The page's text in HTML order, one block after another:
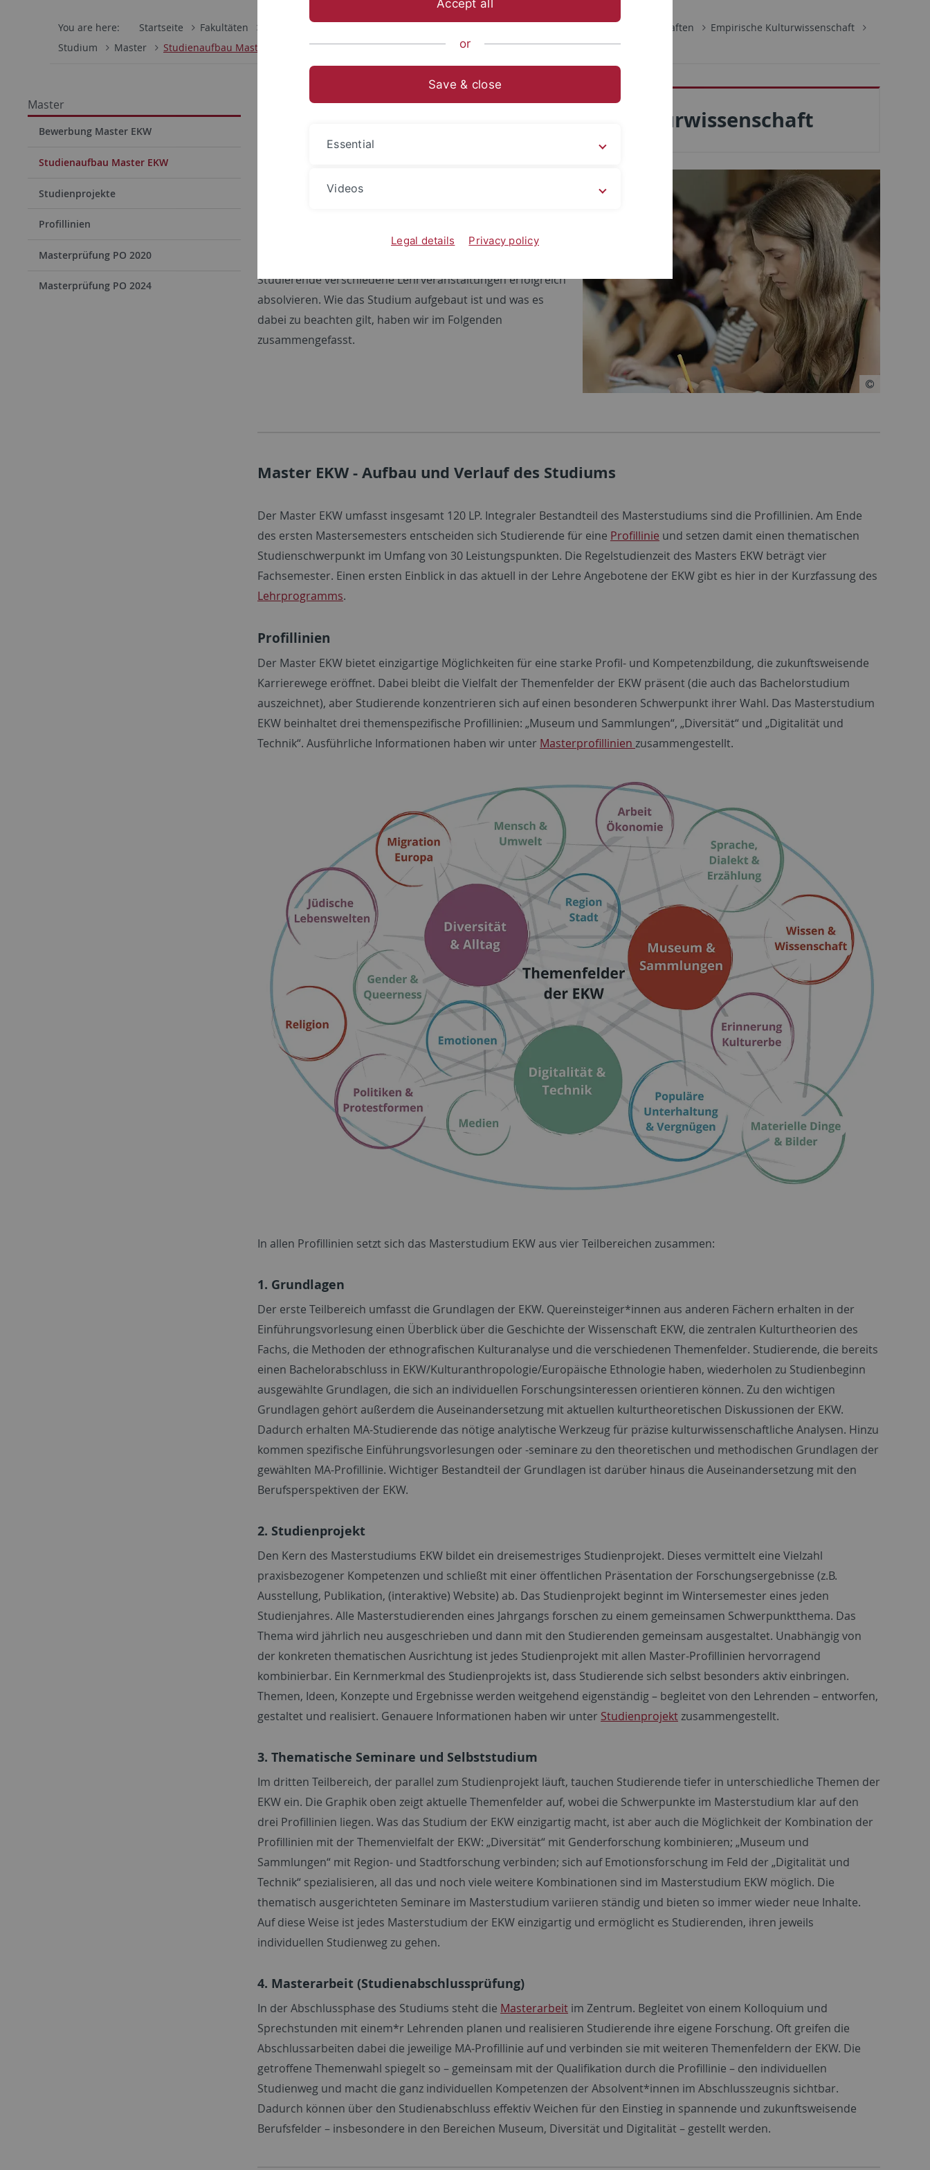
You are here: Startseite Fakultäten Fachbereich Sozialwissenschaften
Empirische Kulturwissenschaft
Studium
Master Studienaufbau Master EKW
Master
Bewerbung Master EKW
Studienaufbau Master EKW
Studienprojekte
Profillinien
Masterprüfung PO 2020
Masterprüfung PO 2024
Studienaufbau Master Empirische Kulturwissenschaft
zum forschungs- und berufsqualifizierenden Abschluss
Studierende verschiedene Lehrveranstaltungen erfolgreich
absolvieren. Wie das Studium aufgebaut ist und was es
dabei zu beachten gilt, haben wir im Folgenden
zusammengefasst.
Master EKW - Aufbau und Verlauf des Studiums
Der Master EKW umfasst insgesamt 120 LP. Integraler Bestandteil des Masterstudiums sind die Profillinien. Am Ende
des ersten Mastersemesters entscheiden sich Studierende für eine Profillinie und setzen damit einen thematischen
Studienschwerpunkt im Umfang von 30 Leistungspunkten. Die Regelstudienzeit des Masters EKW beträgt vier
Fachsemester. Einen ersten Einblick in das aktuell in der Lehre Angebotene der EKW gibt es hier in der Kurzfassung des
Lehrprogramms.
Profillinien
Der Master EKW bietet einzigartige Möglichkeiten für eine starke Profil- und Kompetenzbildung, die zukunftsweisende
Karrierewege eröffnet. Dabei bleibt die Vielfalt der Themenfelder der EKW präsent (die auch das Bachelorstudium
auszeichnet), aber Studierende konzentrieren sich auf einen besonderen Schwerpunkt ihrer Wahl. Das Masterstudium
EKW beinhaltet drei themenspezifische Profillinien: „Museum und Sammlungen“, „Diversität“ und „Digitalität und
Technik“. Ausführliche Informationen haben wir unter Masterprofillinien zusammengestellt.
In allen Profillinien setzt sich das Masterstudium EKW aus vier Teilbereichen zusammen:
1. Grundlagen
Der erste Teilbereich umfasst die Grundlagen der EKW. Quereinsteiger*innen aus anderen Fächern erhalten in der
Einführungsvorlesung einen Überblick über die Geschichte der Wissenschaft EKW, die zentralen Kulturtheorien des
Fachs, die Methoden der ethnografischen Kulturanalyse und die verschiedenen Themenfelder. Studierende, die bereits
einen Bachelorabschluss in EKW/Kulturanthropologie/Europäische Ethnologie haben, wiederholen zu Studienbeginn
ausgewählte Grundlagen, die sich an individuellen Forschungsinteressen orientieren können. Zu den wichtigen
Grundlagen gehört außerdem die Auseinandersetzung mit aktuellen kulturtheoretischen Diskussionen der EKW.
Dadurch erhalten MA-Studierende das nötige analytische Werkzeug für präzise kulturwissenschaftliche Analysen. Hinzu
kommen spezifische Einführungsvorlesungen oder -seminare zu den theoretischen und methodischen Grundlagen der
gewählten MA-Profillinie. Wichtiger Bestandteil der Grundlagen ist darüber hinaus die Auseinandersetzung mit den
Berufsperspektiven der EKW.
2. Studienprojekt
Den Kern des Masterstudiums EKW bildet ein dreisemestriges Studienprojekt. Dieses vermittelt eine Vielzahl
praxisbezogener Kompetenzen und schließt mit einer öffentlichen Präsentation der Forschungsergebnisse (z.B.
Ausstellung, Publikation, (interaktive) Website) ab. Das Studienprojekt beginnt im Wintersemester eines jeden
Studienjahres. Alle Masterstudierenden eines Jahrgangs forschen zu einem gemeinsamen Schwerpunktthema. Das
Thema wird jährlich neu ausgeschrieben und dann mit den Studierenden gemeinsam ausgestaltet. Unabhängig von
der konkreten thematischen Ausrichtung ist jedes Studienprojekt mit allen Master-Profillinien hervorragend
kombinierbar. Ein Kernmerkmal des Studienprojekts ist, dass Studierende sich selbst besonders aktiv einbringen.
Themen, Ideen, Konzepte und Ergebnisse werden weitgehend eigenständig – begleitet von den Lehrenden – entworfen,
gestaltet und realisiert. Genauere Informationen haben wir unter Studienprojektzusammengestellt.
3. Thematische Seminare und Selbststudium
Im dritten Teilbereich, der parallel zum Studienprojekt läuft, tauchen Studierende tiefer in unterschiedliche Themen der
EKW ein. Die Graphik oben zeigt aktuelle Themenfelder auf, wobei die Schwerpunkte im Masterstudium klar auf den
drei Profillinien liegen. Was das Studium der EKW einzigartig macht, ist aber auch die Möglichkeit der Kombination der
Profillinien mit der Themenvielfalt der EKW: „Diversität“ mit Genderforschung kombinieren; „Museum und
Sammlungen“ mit Region- und Stadtforschung verbinden; sich auf Emotionsforschung im Feld der „Digitalität und
Technik“ spezialisieren, all das und noch viele weitere Kombinationen sind im Masterstudium EKW möglich. Die
thematisch ausgerichteten Seminare im Masterstudium variieren ständig und bieten so immer wieder neue Inhalte.
Auf diese Weise ist jedes Masterstudium der EKW einzigartig und ermöglicht es Studierenden, ihren jeweils
individuellen Studienweg zu gehen.
4. Masterarbeit (Studienabschlussprüfung)
In der Abschlussphase des Studiums steht die Masterarbeit im Zentrum. Begleitet von einem Kolloquium und
Sprechstunden mit einem*r Lehrenden planen und realisieren Studierende ihre eigene Forschung. Oft greifen die
Abschlussarbeiten dabei die jeweilige MA-Profillinie auf und verbinden sie mit weiteren Themenfeldern der EKW. Die
getroffene Themenwahl spiegelt so – gemeinsam mit der Qualifikation durch die Profillinie – den individuellen
Studienweg und macht die ganz individuellen Kompetenzen der Absolvent*innen im Abschlusszeugnis sichtbar.
Dadurch können über den Studienabschluss effektiv Weichen für den Einstieg in spannende und zukunftsweisende
Berufsfelder – insbesondere in den Bereichen Museum, Diversität und Digitalität – gestellt werden.
Accept all
or
Save & close
Essential
Videos
Legal details Privacy policy